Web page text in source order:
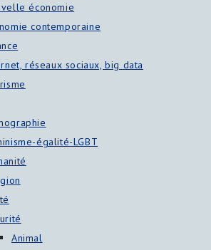
économie
contemporaine
réseaux sociaux, big data
égalité-LGBT
Animal